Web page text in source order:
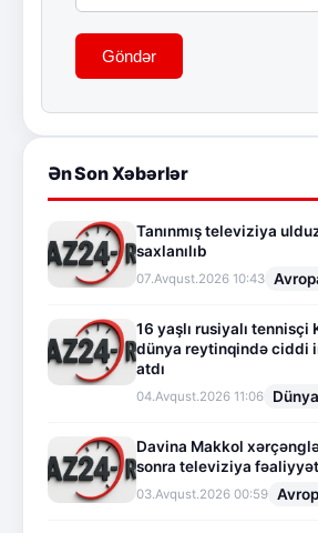
Göndər
Ən Son Xəbərlər
Tanınmış televiziya
saxlanılıb
07.Avqust.2026 10:43
16 yaşlı rusiyalı tennisçi
dünya reytinqində ciddi
atdı
04.Avqust.2026 11:06 Dünya
Davina Makkol
sonra televiziya
03.Avqust.2026 00:59